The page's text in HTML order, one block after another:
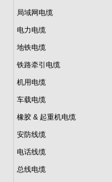
局域网电缆
电力电缆
地铁电缆
铁路牵引电缆
机用电缆
车载电缆
橡胶 & 起重机电缆
安防线缆
电话线缆
总线电缆